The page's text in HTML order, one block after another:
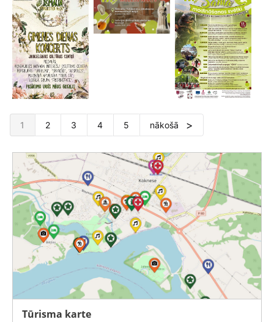
1 2 3 4 5 nākošā
Tūrisma karte